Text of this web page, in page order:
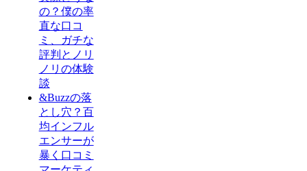
の？僕の率
直な口コ
ミ、ガチな
評判とノリ
ノリの体験
談
&Buzzの落
とし穴？百
均インフル
エンサーが
暴く口コミ